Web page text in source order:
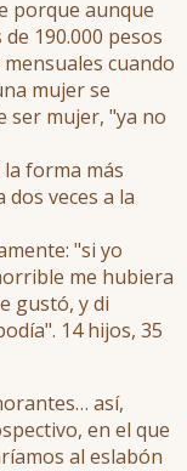
porque aunque
190.000 pesos
cuando
mujer se
ser mujer, "ya no
la forma más
veces a la
"si yo
me hubiera
gustó, y di
14 hijos, 35
así,
en el que
al eslabón